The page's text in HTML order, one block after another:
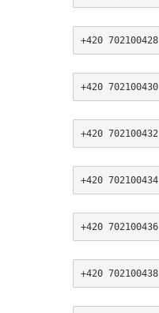
+420 702100428
+420 702100430
+420 702100432
+420 702100434
+420 702100436
+420 702100438